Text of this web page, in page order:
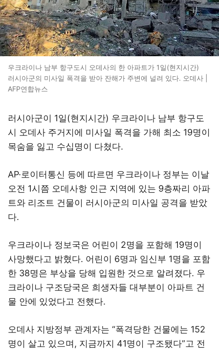
우크라이나 남부 항구도시 오데사의 한 아파트가 1일(현지시간)
러시아군의 미사일 폭격을 받아 잔해가 주변에 널려 있다. 오데사 |
AFP연합뉴스
러시아군이 1일(현지시간) 우크라이나 남부 항구도
시 오데사 주거지에 미사일 폭격을 가해 최소 19명이
목숨을 잃고 수십명이 다쳤다.
AP·로이터통신 등에 따르면 우크라이나 정부는 이날
오전 1시쯤 오데사항 인근 지역에 있는 9층짜리 아파
트와 리조트 건물이 러시아군의 미사일 공격을 받았
다.
우크라이나 정보국은 어린이 2명을 포함해 19명이
사망했다고 밝혔다. 어린이 6명과 임신부 1명을 포함
한 38명은 부상을 당해 입원한 것으로 알려졌다. 우
크라이나 구조당국은 희생자들 대부분이 아파트 건
물 안에 있었다고 전했다.
오데사 지방정부 관계자는 “폭격당한 건물에는 152
명이 살고 있으며, 지금까지 41명이 구조됐다”고 전